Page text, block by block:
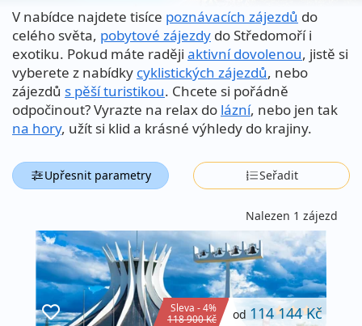
V nabídce najdete tisíce poznávacích zájezdů do
celého světa, pobytové zájezdy do Středomoří i
exotiku. Pokud máte raději aktivní dovolenou, jistě si
vyberete z nabídky cyklistických zájezdů, nebo
zájezdů s pěší turistikou. Chcete si pořádně
odpočinout? Vyrazte na relax do lázní, nebo jen tak
na hory, užít si klid a krásné výhledy do krajiny.
Upřesnit parametry Seřadit
Nalezen 1 zájezd
Sleva - 4%
118 900 Kč
od 114 144 Kč